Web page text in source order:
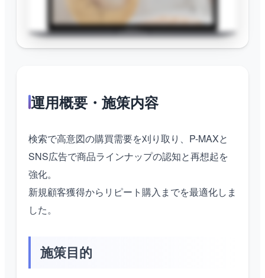
運用概要・施策内容
検索で高意図の購買需要を刈り取り、P-MAXと
SNS広告で商品ラインナップの認知と再想起を
強化。
新規顧客獲得からリピート購入までを最適化しま
した。
施策目的